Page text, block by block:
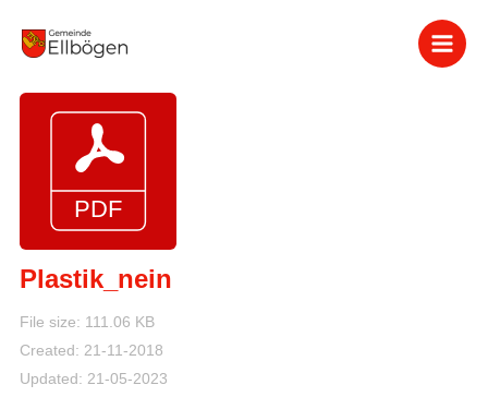
Inhalt
Plastik_nein
File size: 111.06 KB
Created: 21-11-2018
Updated: 21-05-2023